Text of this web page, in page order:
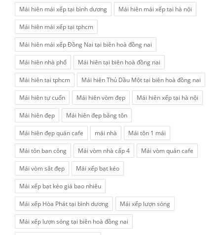
Mái hiên mái xếp tại bình dương Mái hiên mái xếp tại hà nội
Mái hiên mái xếp tại tphcm
Mái hiên mái xếp Đồng Nai tại biên hoà đồng nai
Mái hiên nhà phố Mái hiên tại biên hoà đồng nai
Mái hiên tại tphcm Mái hiên Thủ Dầu Một tại biên hoà đồng nai
Mái hiên tự cuốn Mái hiên vòm đẹp Mái hiên xếp tại hà nội
Mái hiên đẹp Mái hiên đẹp bằng tôn
Mái hiên đẹp quán cafe mái nhà Mái tôn 1 mái
Mái tôn ban công Mái vòm nhà cấp 4 Mái vòm quán cafe
Mái vòm sắt đẹp Mái xếp bạt kéo
Mái xếp bạt kéo giá bao nhiêu
Mái xếp Hòa Phát tại bình dương Mái xếp lượn sóng
Mái xếp lượn sóng tại biên hoà đồng nai